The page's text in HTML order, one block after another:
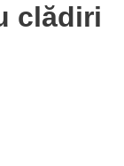
clădiri